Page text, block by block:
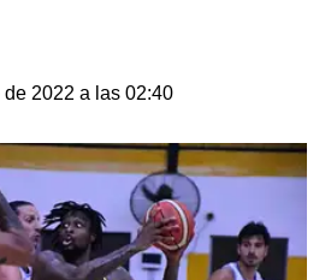
2022 a las 02:40